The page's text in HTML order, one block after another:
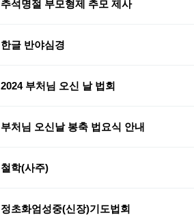
추석명절 부모형제 추모 제사
한글 반야심경
2024 부처님 오신 날 법회
부처님 오신날 봉축 법요식 안내
철학(사주)
정초화엄성중(신장)기도법회